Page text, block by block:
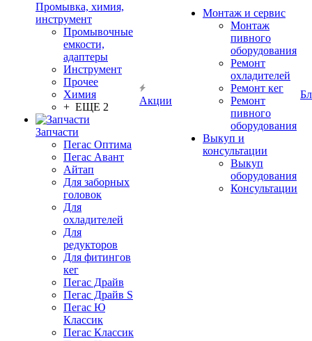
Промывка, химия,
инструмент
Промывочные
емкости,
адаптеры
Инструмент
Прочее
Химия
+ ЕЩЕ 2
Запчасти
Пегас Оптима
Пегас Авант
Айтап
Для заборных
головок
Для
охладителей
Для
редукторов
Для фитингов
кег
Пегас Драйв
Пегас Драйв S
Пегас Ю
Классик
Пегас Классик
Акции
Монтаж и сервис
Монтаж
пивного
оборудования
Ремонт
охладителей
Ремонт кег
Ремонт
пивного
оборудования
Выкуп и
консультации
Выкуп
оборудования
Консультации